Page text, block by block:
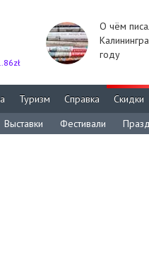
О чём
году
Туризм Справка Скидки
Выставки Фестивали